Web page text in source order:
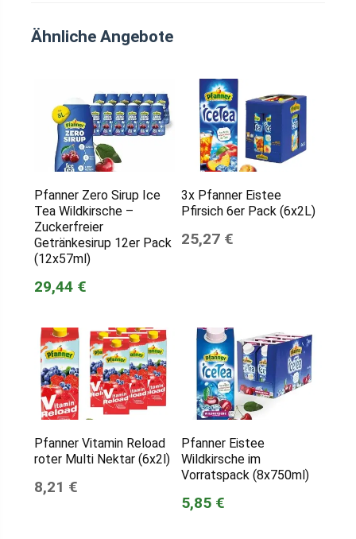
Ähnliche Angebote
Pfanner Zero Sirup Ice
Tea Wildkirsche –
Zuckerfreier
Getränkesirup 12er Pack
(12x57ml)
29,44 €
3x Pfanner Eistee
Pfirsich 6er Pack (6x2L)
25,27 €
Pfanner Vitamin Reload
roter Multi Nektar (6x2l)
8,21 €
Pfanner Eistee
Wildkirsche im
Vorratspack (8x750ml)
5,85 €